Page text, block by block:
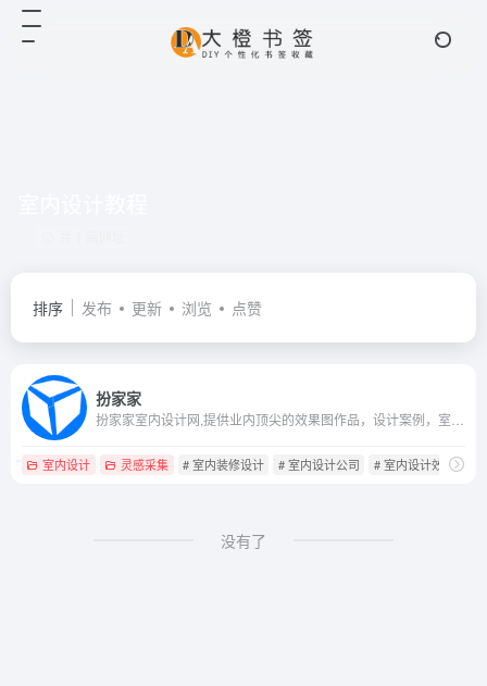
排序 发布 更新 浏览 点赞
扮家家
室内设计 灵感采集 # 室内装修设计 # 室内设计公司 # 室内设计效果图
没有了